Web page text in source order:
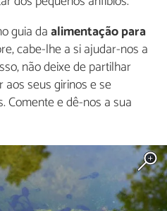
guia daalimentação para
cabe-lhe a si ajudar-nos a
não deixe de partilhar
seus girinos e se
Comente e dê-nos a sua